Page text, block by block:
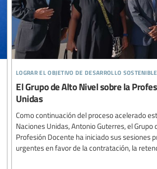
lograr el objetivo de desarrollo
El Grupo de Alto Nivel sobre la
Unidas
Como continuación del proceso acelerado
Naciones Unidas, Antonio Guterres, el
Profesión Docente ha iniciado sus sesiones
urgentes en favor de la contratación, la